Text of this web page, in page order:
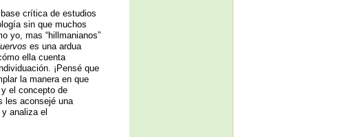
crítica de estudios
sin que muchos
yo, mas “hillmanianos”
es una ardua
ella cuenta
¡Pensé que
la manera en que
el concepto de
les aconsejé una
analiza el